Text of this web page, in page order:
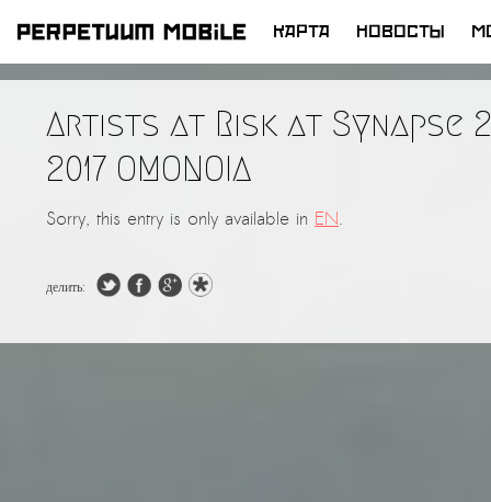
ПЕРЕЙТИ
СОДЕРЖИМОМУ
КАРТА НОВОСТЫ
Artists at Risk at Synapse
2017 OMONOIA
Sorry, this entry is only available in EN.
делить: